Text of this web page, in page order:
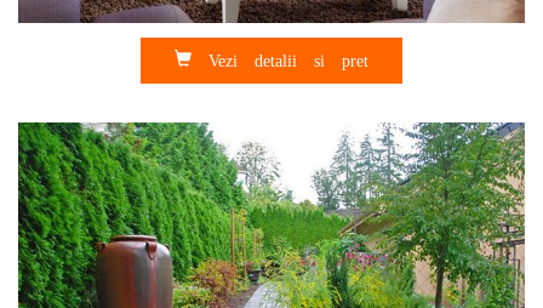
Vezi detalii si pret